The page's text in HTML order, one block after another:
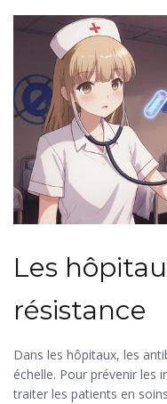
les forçant à s’adapter.
connaissent, et qui
penser à la santé.
Les
résistance
Dans les hôpitaux, les
échelle. Pour prévenir les
traiter les patients en